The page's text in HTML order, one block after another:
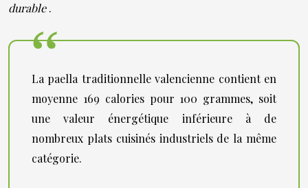
durable.
La paella traditionnelle valencienne contient en
moyenne 169 calories pour 100 grammes, soit
une valeur énergétique inférieure à de
nombreux plats cuisinés industriels de la même
catégorie.